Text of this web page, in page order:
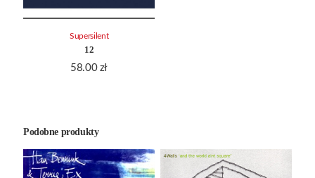
12
58.00 zł
Supersilent
Podobne produkty